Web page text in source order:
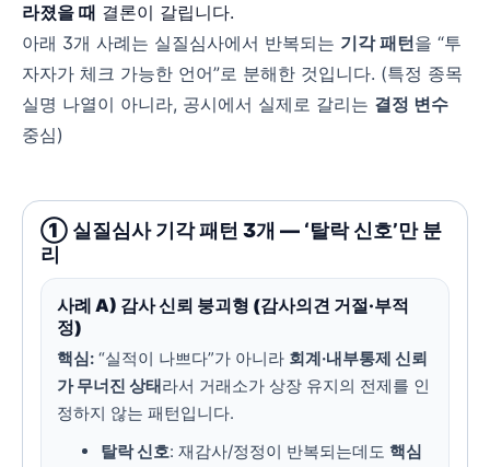
라졌을 때 결론이 갈립니다.
아래 3개 사례는 실질심사에서 반복되는 기각 패턴을 “투
자자가 체크 가능한 언어”로 분해한 것입니다. (특정 종목
실명 나열이 아니라, 공시에서 실제로 갈리는 결정 변수
중심)
① 실질심사 기각 패턴 3개 — ‘탈락 신호’만 분
리
사례 A) 감사 신뢰 붕괴형 (감사의견 거절·부적
정)
핵심: “실적이 나쁘다”가 아니라 회계·내부통제 신뢰
가 무너진 상태라서 거래소가 상장 유지의 전제를 인
정하지 않는 패턴입니다.
탈락 신호: 재감사/정정이 반복되는데도 핵심